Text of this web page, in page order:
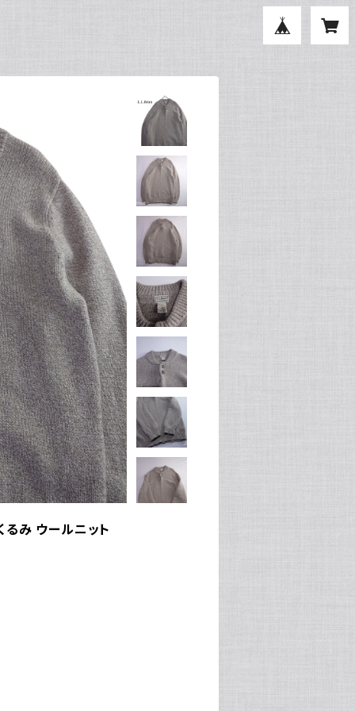
み ウールニット